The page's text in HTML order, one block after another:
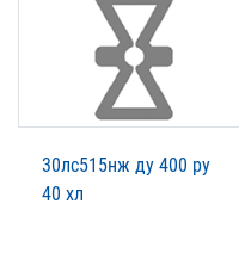
30лс515нж ду 400 ру
40 хл